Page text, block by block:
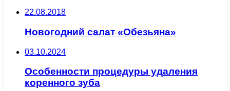
22.08.2018
Новогодний салат «Обезьяна»
03.10.2024
Особенности процедуры удаления
коренного зуба